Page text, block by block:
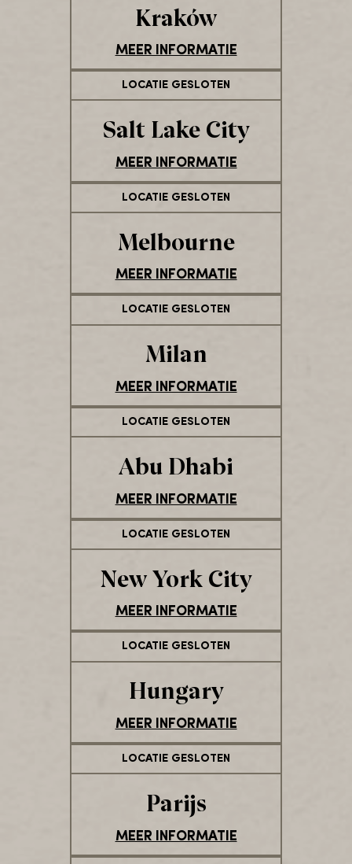
Kraków
MEER INFORMATIE
LOCATIE GESLOTEN
Salt Lake City
MEER INFORMATIE
LOCATIE GESLOTEN
Melbourne
MEER INFORMATIE
LOCATIE GESLOTEN
Milan
MEER INFORMATIE
LOCATIE GESLOTEN
Abu Dhabi
MEER INFORMATIE
LOCATIE GESLOTEN
New York City
MEER INFORMATIE
LOCATIE GESLOTEN
Hungary
MEER INFORMATIE
LOCATIE GESLOTEN
Parijs
MEER INFORMATIE